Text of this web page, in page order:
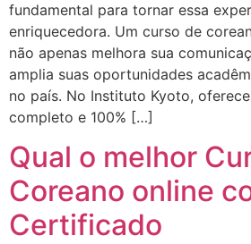
fundamental para tornar essa
enriquecedora. Um curso de
não apenas melhora sua
amplia suas oportunidades
no país. No Instituto Kyoto,
completo e 100% […]
Qual o melhor
Coreano online
Certificado